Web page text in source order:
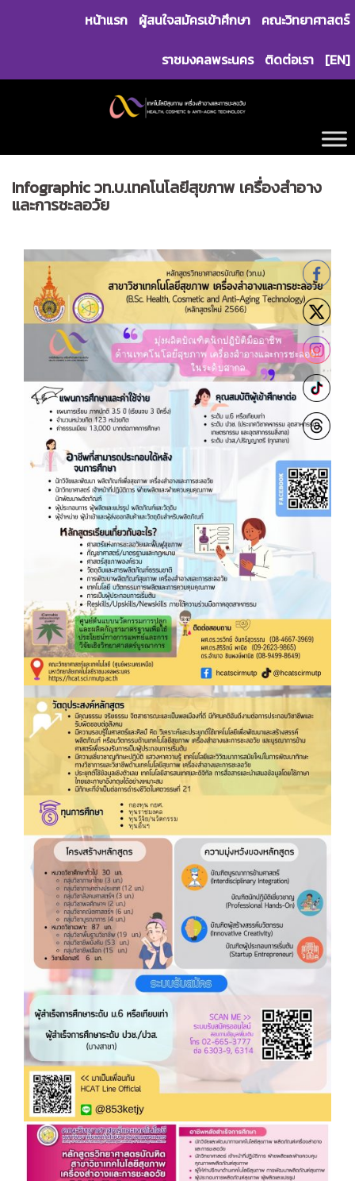
หน้าแรก ผู้สนใจสมัครเข้าศึกษา คณะวิทยาศาสตร์
ราชมงคลพระนคร ติดต่อเรา [EN]
Infographic วท.บ.เทคโนโลยีสุขภาพ เครื่องสำอาง
และการชะลอวัย